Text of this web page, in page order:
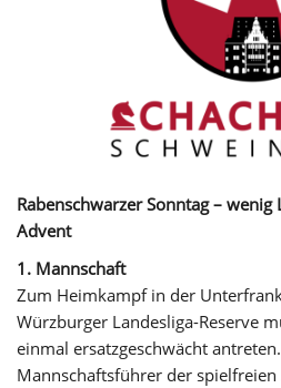
Rabenschwarzer Sonntag –
Advent
1. Mannschaft
Zum Heimkampf in der
Würzburger Landesliga-Reserve
einmal ersatzgeschwächt
Mannschaftsführer der